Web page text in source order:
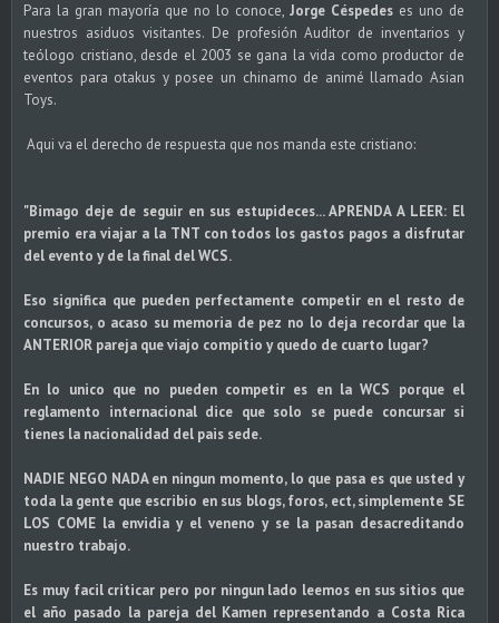
Para la gran mayoría que no lo conoce, Jorge Céspedes es uno de
nuestros asiduos visitantes. De profesión Auditor de inventarios y
teólogo cristiano, desde el 2003 se gana la vida como productor de
eventos para otakus y posee un chinamo de animé llamado Asian
Toys.
Aqui va el derecho de respuesta que nos manda este cristiano:
"Bimago deje de seguir en sus estupideces... APRENDA A LEER: El
premio era viajar a la TNT con todos los gastos pagos a disfrutar
del evento y de la final del WCS.
Eso significa que pueden perfectamente competir en el resto de
concursos, o acaso su memoria de pez no lo deja recordar que la
ANTERIOR pareja que viajo compitio y quedo de cuarto lugar?
En lo unico que no pueden competir es en la WCS porque el
reglamento internacional dice que solo se puede concursar si
tienes la nacionalidad del pais sede.
NADIE NEGO NADA en ningun momento, lo que pasa es que usted y
toda la gente que escribio en sus blogs, foros, ect, simplemente SE
LOS COME la envidia y el veneno y se la pasan desacreditando
nuestro trabajo.
Es muy facil criticar pero por ningun lado leemos en sus sitios que
el año pasado la pareja del Kamen representando a Costa Rica